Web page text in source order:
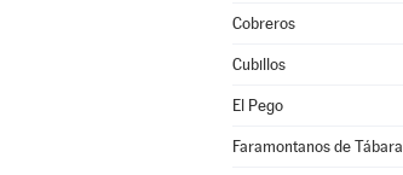
Cobreros
Cubillos
El Pego
Faramontanos de Tábara